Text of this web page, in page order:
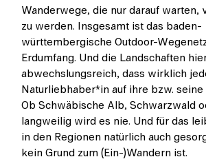
Wanderwege, die nur darauf warten,
zu werden. Insgesamt ist das baden-
württembergische Outdoor-
Erdumfang. Und die Landschaften
abwechslungsreich, dass wirklich
Naturliebhaber*in auf ihre bzw.
Ob Schwäbische Alb, Schwarzwald
langweilig wird es nie. Und für das
in den Regionen natürlich auch
kein Grund zum (Ein-)Wandern ist.